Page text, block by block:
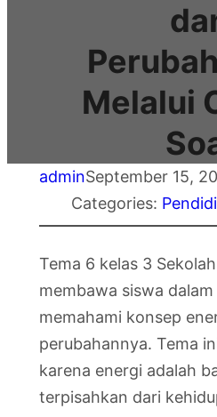
Melalui
adminSeptember 15,
Categories:
Tema 6 kelas 3
membawa siswa
memahami konsep
perubahannya. Tema
karena energi adalah
terpisahkan dari